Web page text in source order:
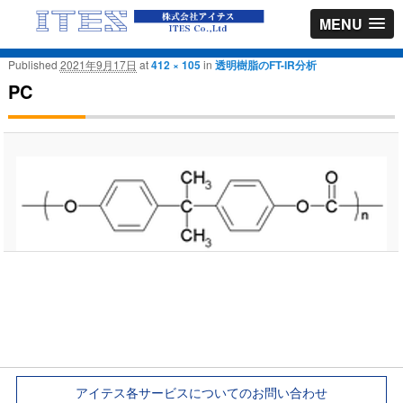
MENU
PC
Published 2021年9月17日 at412 × 105in 透明樹脂のFT-IR分析
アイテス各サービスについてのお問い合わせ